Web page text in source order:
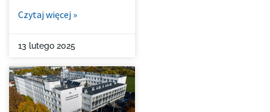
Czytaj więcej »
13 lutego 2025